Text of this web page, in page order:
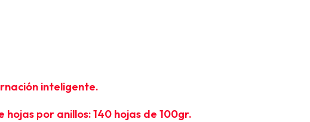
inteligente.
por anillos: 140 hojas de 100gr.